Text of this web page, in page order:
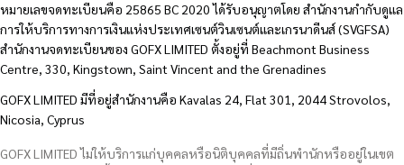
หมายเลขจดทะเบียนคือ 25865 BC 2020 ได้รับอนุญาตโดย สำนักงานกำกับดูแล
การให้บริการทางการเงินแห่งประเทศเซนต์วินเซนต์และเกรนาดีนส์ (SVGFSA)
สำนักงานจดทะเบียนของ GOFX LIMITED ตั้งอยู่ที่ Beachmont Business
Centre, 330, Kingstown, Saint Vincent and the Grenadines
GOFX LIMITED มีที่อยู่สำนักงานคือ Kavalas 24, Flat 301, 2044 Strovolos,
Nicosia, Cyprus
GOFX LIMITED ไม่ให้บริการแก่บุคคลหรือนิติบุคคลที่มีถิ่นพำนักหรืออยู่ในเขต